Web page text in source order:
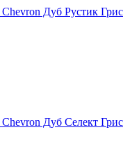
Дуб Рустик Грис
Дуб Селект Грис